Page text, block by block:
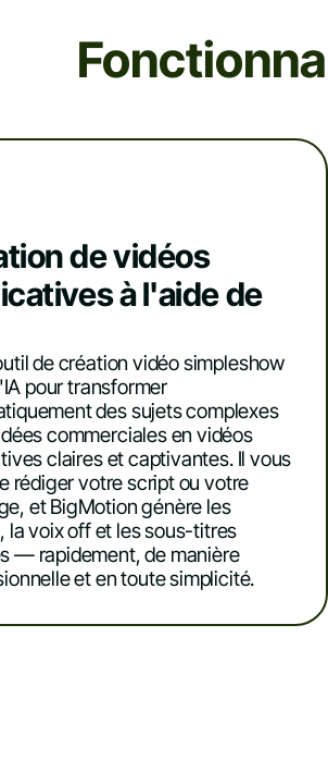
de vidéos
à l'aide de
de création vidéo simpleshow
pour transformer
des sujets complexes
commerciales en vidéos
claires et captivantes. Il vous
rédiger votre script ou votre
et BigMotion génère les
la voix off et les sous-titres
— rapidement, de manière
et en toute simplicité.